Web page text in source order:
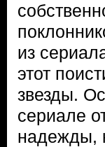
из
этот
звезды.
сериале
надежды,